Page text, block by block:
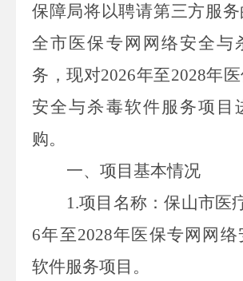
保障局将以聘请第三方服
全市 医保专网网络安全与
务 ， 现对2026年至2028年
安全与杀毒软件服务项目
购。
一、项目基本情况
1.项目名称：保山市医
6年至2028年 医保专网网
软件服务项目 。